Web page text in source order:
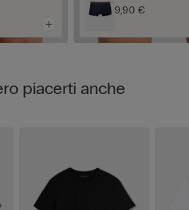
9,90 €
piacerti anche